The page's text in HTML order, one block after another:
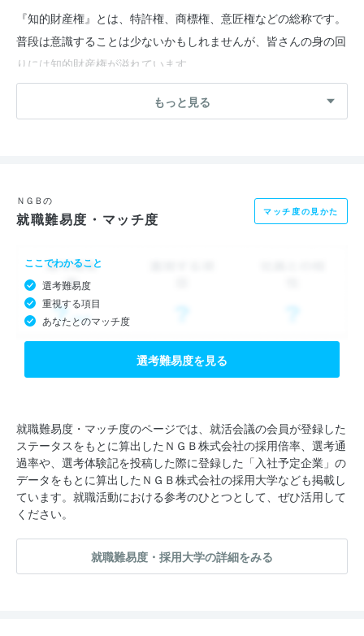
『知的財産権』とは、特許権、商標権、意匠権などの総称です。
普段は意識することは少ないかもしれませんが、皆さんの身の回
りには知的財産権が溢れています。
新しい技術や製品・サービスが市場に価値をもたらす時、そこに
は知的財産が関わっています。
当社では1959年の設立時より、知的財産に特化したあらゆるサ
ポートをしています。
環境の変化に対応しながら、日々、知的財産権戦略の第一線で活
を、タイムリーに提供すること、それが私たちの使命です。永年
に亘って培った「海外法律事務所約250ヶ所および調査機関約40
いと考えています。
最近では、AIを活用した特許解析手法の研究や基幹業務プロセス
の再構築とそのIT化といった新たな取り組みへのチャレンジも始
めています。
これまで培ってきた得意分野だけにとどまらず、多様なフィール
ドでサポートできる専門家集団を目指します。
もっと見る
ＮＧＢの
就職難易度・マッチ度 マッチ度の見かた
ここでわかること
選考難易度
重視する項目
あなたとのマッチ度
選考難易度を見る
就職難易度・マッチ度のページでは、就活会議の会員が登録した
ステータスをもとに算出したＮＧＢ株式会社の採用倍率、選考通
過率や、選考体験記を投稿した際に登録した「入社予定企業」の
データをもとに算出したＮＧＢ株式会社の採用大学なども掲載し
ています。就職活動における参考のひとつとして、ぜひ活用して
ください。
就職難易度・採用大学の詳細をみる